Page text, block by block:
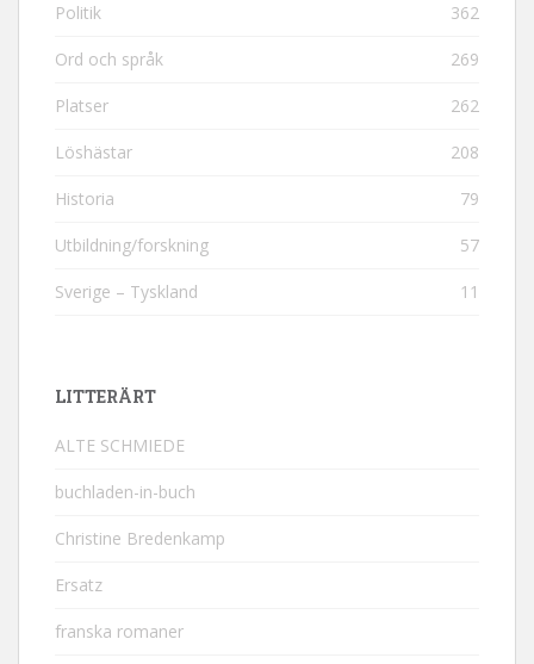
Politik 362
Ord och språk 269
Platser 262
Löshästar 208
Historia 79
Utbildning/forskning 57
Sverige – Tyskland 11
LITTERÄRT
ALTE SCHMIEDE
buchladen-in-buch
Christine Bredenkamp
Ersatz
franska romaner